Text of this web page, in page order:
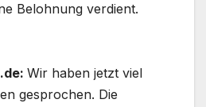
Belohnung verdient.
Wir haben jetzt viel
gesprochen. Die